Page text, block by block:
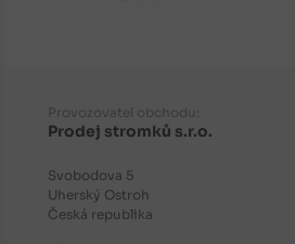
Provozovatel obchodu:
Prodej stromků s.r.o.
Svobodova 5
Uherský Ostroh
Česká republika